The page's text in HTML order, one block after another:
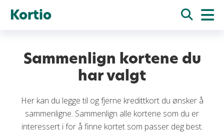
Kortio
Sammenlign kortene du
har valgt
Her kan du legge til og fjerne kredittkort du ønsker å
sammenligne. Sammenlign alle kortene som du er
interessert i for å finne kortet som passer deg best.